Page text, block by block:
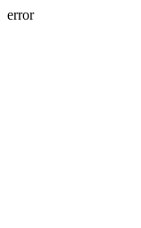
error